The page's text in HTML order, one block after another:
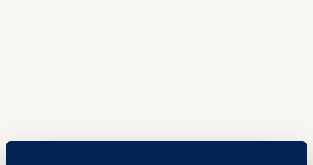
Comparador de Procesos de Selección